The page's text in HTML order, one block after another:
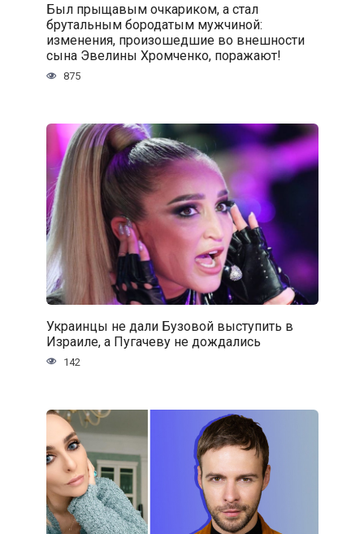
Был прыщавым очкариком, а стал
брутальным бородатым мужчиной:
изменения, произошедшие во внешности
сына Эвелины Хромченко, поражают!
875
Украинцы не дали Бузовой выступить в
Израиле, а Пугачеву не дождались
142